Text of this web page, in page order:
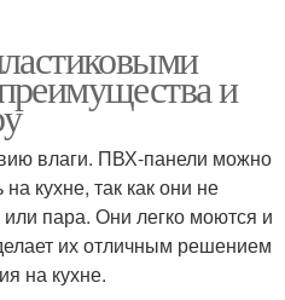
и
влаги. ПВХ-панели можно
кухне, так как они не
пара. Они легко моются и
их отличным решением
на кухне.